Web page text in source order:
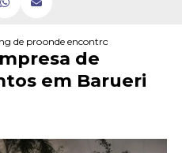
de promotores para supermercados
onde encontro empresa de
de
em Barueri